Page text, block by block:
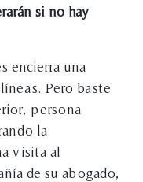
si no hay
encierra una
Pero baste
persona
la
visita al
de su abogado,